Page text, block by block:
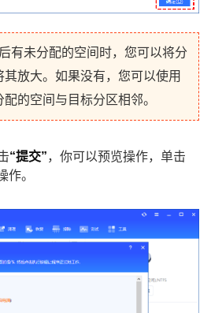
有未分配的空间时，您可以将分
其放大。如果没有，您可以使用
的空间与目标分区相邻。
“提交”，你可以预览操作，单击
作。